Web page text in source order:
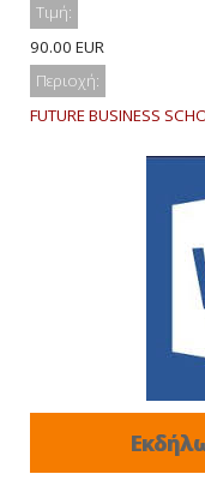
Τιμή:
90.00 EUR
Περιοχή:
FUTURE BUSINESS